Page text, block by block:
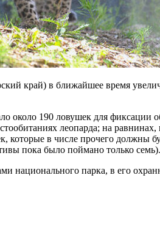
край) в ближайшее время
около 190 ловушек для фиксации
леопарда; на
в числе прочего должны
пока было поймано только семь).
национального парка, в его